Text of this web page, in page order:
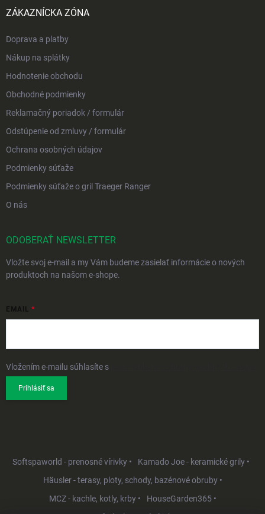
ZÁKAZNÍCKA ZÓNA
Doprava a platby
Nákup na splátky
Hodnotenie obchodu
Obchodné podmienky
Reklamačný poriadok / formulár
Odstúpenie od zmluvy / formulár
Ochrana osobných údajov
Podmienky súťaže
Podmienky súťaže o gril Traeger Ranger
O nás
ODOBERAŤ NEWSLETTER
Vložte svoj e-mail a my Vám budeme zasielať informácie o nových
produktoch na našom e-shope.
EMAIL
Vložením e-mailu súhlasíte s
Prihlásiť sa
Softspaworld - prenosné vírivky •
Kamado Joe - keramické grily •
Häusler - terasy, ploty, schody, bazénové obruby •
MCZ - kachle, kotly, krby •
HouseGarden365 •